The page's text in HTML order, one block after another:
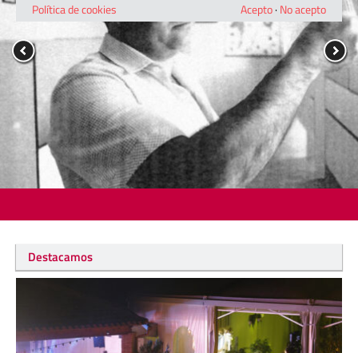
Destacamos
Política de cookies
Acepto· No acepto